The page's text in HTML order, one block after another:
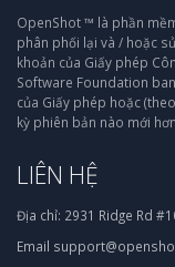
OpenShot ™ là phần
phân phối lại và / hoặc
khoản của Giấy phép
Software Foundation
của Giấy phép hoặc
kỳ phiên bản nào mới
LIÊN HỆ
Địa chỉ: 2931 Ridge Rd
Email